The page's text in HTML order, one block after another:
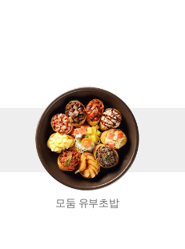
모둠 유부초밥